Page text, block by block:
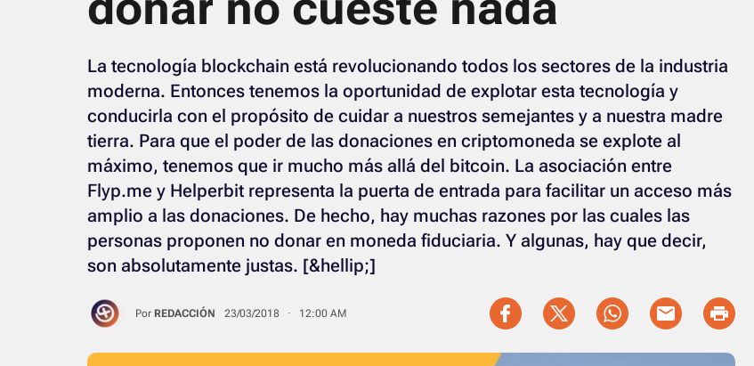
La tecnología blockchain está revolucionando todos los sectores de la industria
moderna. Entonces tenemos la oportunidad de explotar esta tecnología y
conducirla con el propósito de cuidar a nuestros semejantes y a nuestra madre
tierra. Para que el poder de las donaciones en criptomoneda se explote al
máximo, tenemos que ir mucho más allá del bitcoin. La asociación entre
Flyp.me y Helperbit representa la puerta de entrada para facilitar un acceso más
amplio a las donaciones. De hecho, hay muchas razones por las cuales las
personas proponen no donar en moneda fiduciaria. Y algunas, hay que decir,
son absolutamente justas. [&hellip;]
Por REDACCIÓN 23/03/2018 · 12:00 AM